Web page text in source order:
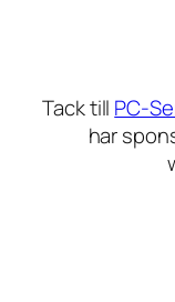
Tack till PC-
har